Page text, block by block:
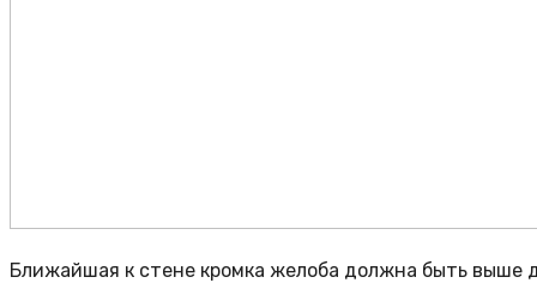
Ближайшая к стене кромка желоба должна быть выше